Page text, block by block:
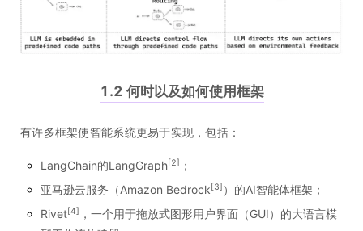
1.2 何时以及如何使用框架
有许多框架使智能系统更易于实现，包括：
LangChain的LangGraph[2]
；
亚马逊云服务（Amazon Bedrock [3] ）的AI智能体框架；
Rivet[4]
，一个用于拖放式图形用户界面（GUI）的大语言模